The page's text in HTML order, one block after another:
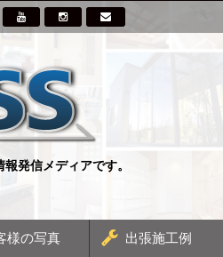
発信メディアです。
様の写真 出張施工例